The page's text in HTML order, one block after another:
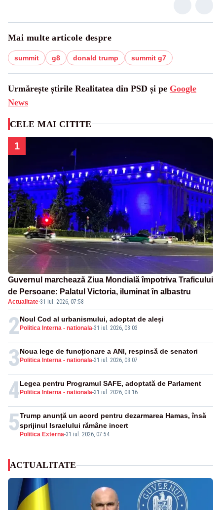
Mai multe articole despre
summit g8 donald trump summit g7
Urmărește știrile Realitatea din PSD și pe Google
News
CELE MAI CITITE
1
Guvernul marchează Ziua Mondială împotriva Traficului
de Persoane: Palatul Victoria, iluminat în albastru
Actualitate·31 iul. 2026, 07:58
2 Politica Interna - nationala-31 iul. 2026, 08:03
Noul Cod al urbanismului, adoptat de aleși
3 Politica Interna - nationala-31 iul. 2026, 08:07
Noua lege de funcționare a ANI, respinsă de senatori
4 Politica Interna - nationala-31 iul. 2026, 08:16
Legea pentru Programul SAFE, adoptată de Parlament
5 Politica Externa-31 iul. 2026, 07:54
Trump anunță un acord pentru dezarmarea Hamas, însă
sprijinul Israelului rămâne incert
ACTUALITATE